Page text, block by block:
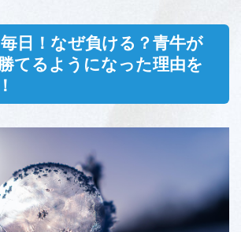
日！なぜ負ける？青牛が
てるようになった理由を